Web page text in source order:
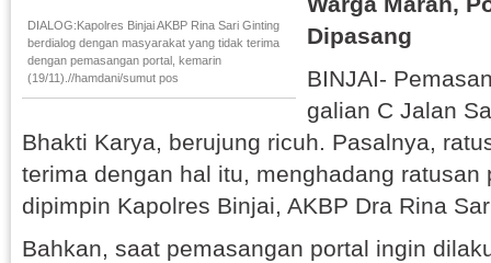
DIALOG:Kapolres Binjai AKBP Rina Sari Ginting
berdialog dengan masyarakat yang tidak terima
dengan pemasangan portal, kemarin
(19/11).//hamdani/sumut pos
Dipasang
BINJAI-
galian C Jalan
Bhakti Karya, berujung ricuh. Pasalnya,
terima dengan hal itu, menghadang ratusan
dipimpin Kapolres Binjai, AKBP Dra Rina
Bahkan, saat pemasangan portal ingin